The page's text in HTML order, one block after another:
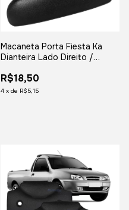
Macaneta Porta Fiesta Ka
Dianteira Lado Direito /
R$18,50
4 x de R$5,15